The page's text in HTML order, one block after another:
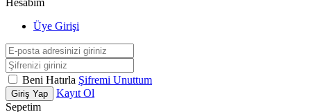
Hesabım
Üye Girişi
Beni Hatırla Şifremi Unuttum
Giriş Yap
Kayıt Ol
Sepetim